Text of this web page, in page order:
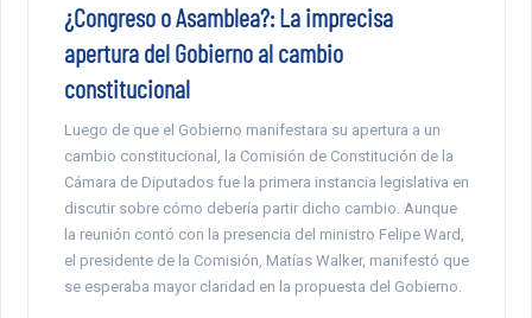
¿Congreso o Asamblea?: La imprecisa
apertura del Gobierno al cambio
constitucional
Luego de que el Gobierno manifestara su apertura a un
cambio constitucional, la Comisión de Constitución de la
Cámara de Diputados fue la primera instancia legislativa en
discutir sobre cómo debería partir dicho cambio. Aunque
la reunión contó con la presencia del ministro Felipe Ward,
el presidente de la Comisión, Matías Walker, manifestó que
se esperaba mayor claridad en la propuesta del Gobierno.